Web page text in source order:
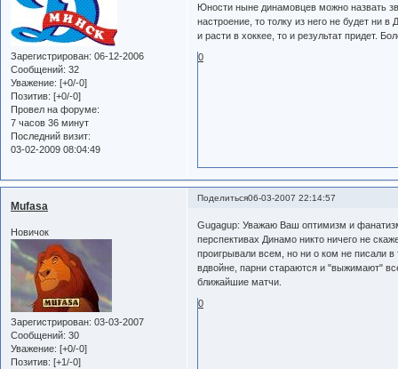
Зарегистрирован: 06-12-2006
Сообщений: 32
Уважение: [+0/-0]
Позитив: [+0/-0]
Провел на форуме:
7 часов 36 минут
Последний визит:
03-02-2009 08:04:49
Юности ныне динамовцев можно назвать
настроение, то толку из него не будет ни
и расти в хоккее, то и результат придет.
0
Поделиться06-03-2007 22:14:57
Mufasa
Новичок
Зарегистрирован: 03-03-2007
Сообщений: 30
Уважение: [+0/-0]
Позитив: [+1/-0]
Gugagup: Уважаю Ваш оптимизм и
перспективах Динамо никто ничего не
проигрывали всем, но ни о ком не писали
вдвойне, парни стараются и "выжимают"
ближайшие матчи.
0